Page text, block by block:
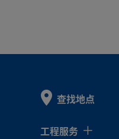
查找地点
工程服务